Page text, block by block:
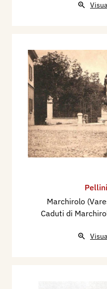
Marchirolo
Caduti di